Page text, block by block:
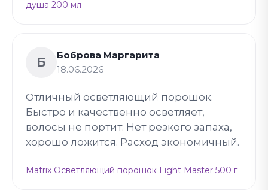
душа 200 мл
Б
Боброва Маргарита
18.06.2026
Отличный осветляющий порошок.
Быстро и качественно осветляет,
волосы не портит. Нет резкого запаха,
хорошо ложится. Расход экономичный.
Matrix Осветляющий порошок Light Master 500 г